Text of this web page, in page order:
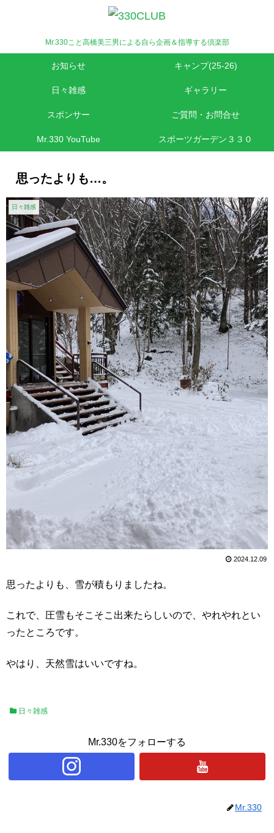
Mr.330こと高橋美三男による自ら企画＆指導する倶楽部
お知らせ キャンプ(25-26)
日々雑感 ギャラリー
スポンサー ご質問・お問合せ
Mr.330 YouTube スポーツガーデン３３０
思ったよりも…。
日々雑感
2024.12.09
思ったよりも、雪が積もりましたね。
これで、圧雪もそこそこ出来たらしいので、やれやれとい
ったところです。
やはり、天然雪はいいですね。
日々雑感
Mr.330をフォローする
Mr.330